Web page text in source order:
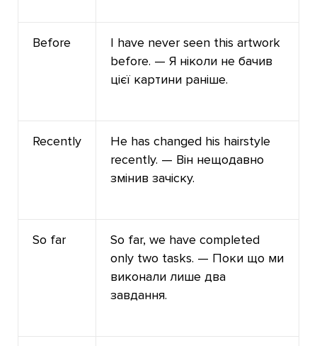
Before
I have never seen this artwork
before. — Я ніколи не бачив
цієї картини раніше.
Recently
He has changed his hairstyle
recently. — Він нещодавно
змінив зачіску.
So far
So far, we have completed
only two tasks. — Поки що ми
виконали лише два
завдання.